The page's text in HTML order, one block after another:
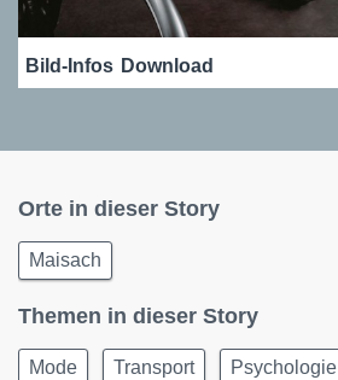
Bild-Infos Download
Orte in dieser Story
Maisach
Themen in dieser Story
Mode Transport Psychologie